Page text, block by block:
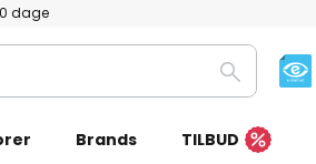
dage
Søg
Brands TILBUD